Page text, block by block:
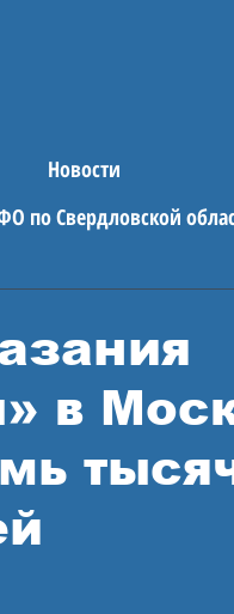
Новости
по Свердловской
в